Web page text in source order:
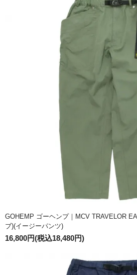
GOHEMP ゴーヘンプ｜MCV TRAVELOR
ブ)(イージーパンツ)
16,800円(税込18,480円)